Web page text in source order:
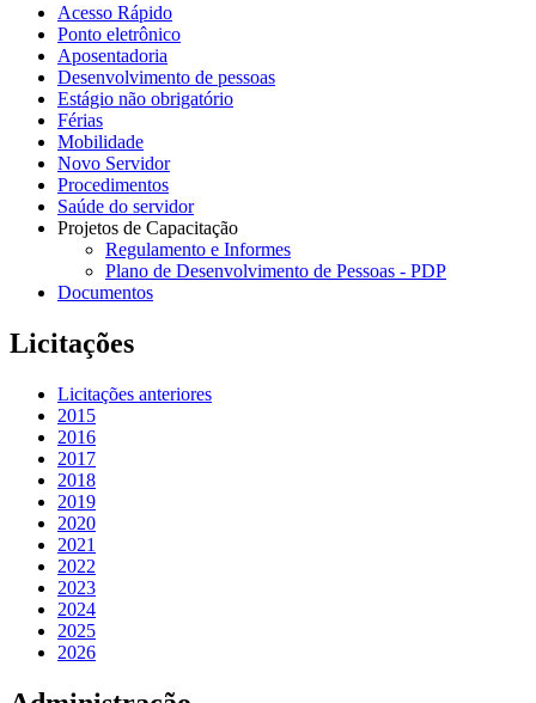
Acesso Rápido
Ponto eletrônico
Aposentadoria
Desenvolvimento de pessoas
Estágio não obrigatório
Férias
Mobilidade
Novo Servidor
Procedimentos
Saúde do servidor
Projetos de Capacitação
Regulamento e Informes
Plano de Desenvolvimento de Pessoas - PDP
Documentos
Licitações
Licitações anteriores
2015
2016
2017
2018
2019
2020
2021
2022
2023
2024
2025
2026